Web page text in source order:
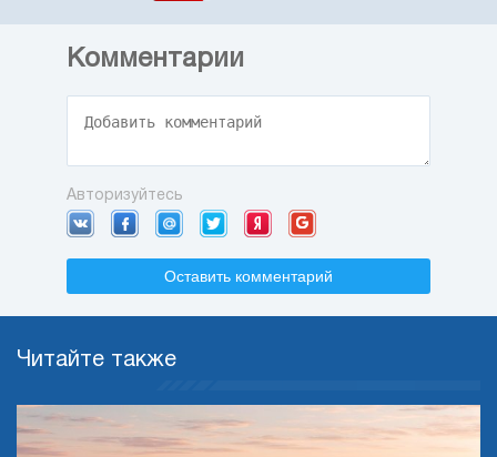
Комментарии
Авторизуйтесь
Оставить комментарий
Читайте также